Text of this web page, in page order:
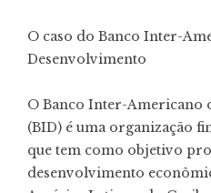
O caso do Banco Inter-
Desenvolvimento
O Banco Inter-Americano
(BID) é uma organização
que tem como objetivo
desenvolvimento